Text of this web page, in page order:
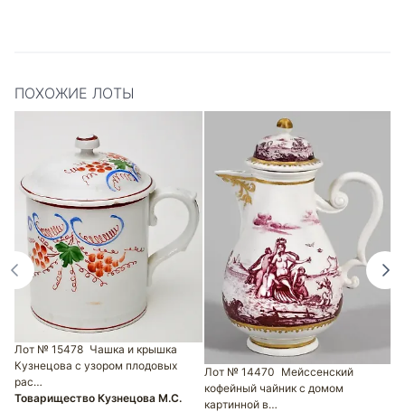
ПОХОЖИЕ ЛОТЫ
Лот № 15478 Чашка и крышка
Кузнецова с узором плодовых
рас…
Товарищество Кузнецова М.С.
Лот № 14470 Мейссенский
кофейный чайник с домом
картинной в…